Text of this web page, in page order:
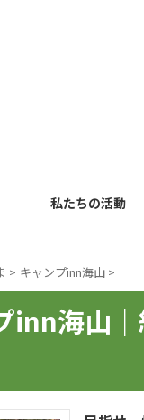
私たちの活動
> キャンプinn海山 >
inn海山